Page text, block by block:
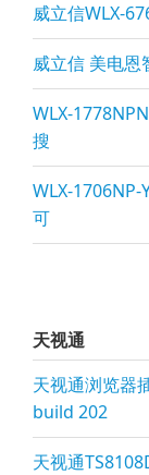
威立信WLX-
威立信 美电恩
WLX-
搜
WLX-
可
天视通
天视通浏览器
build 202
天视通